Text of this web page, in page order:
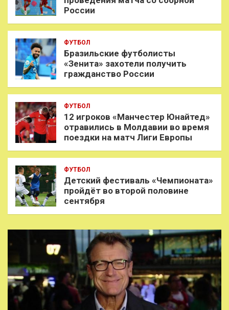
России
ФУТБОЛ
Бразильские футболисты
«Зенита» захотели получить
гражданство России
ФУТБОЛ
12 игроков «Манчестер Юнайтед»
отравились в Молдавии во время
поездки на матч Лиги Европы
ФУТБОЛ
Детский фестиваль «Чемпионата»
пройдёт во второй половине
сентября